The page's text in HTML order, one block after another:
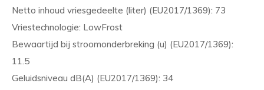
Netto inhoud vriesgedeelte (liter) (EU2017/1369): 73
Vriestechnologie: LowFrost
Bewaartijd bij stroomonderbreking (u) (EU2017/1369):
11.5
Geluidsniveau dB(A) (EU2017/1369): 34